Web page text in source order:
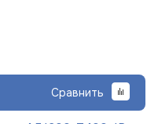
Сравнить